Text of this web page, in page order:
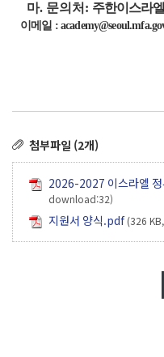
마. 문의처: 주한이스라
이메일 :
첨부파일 (2개)
2026-2027 이스라엘
download:32)
지원서 양식.pdf (326